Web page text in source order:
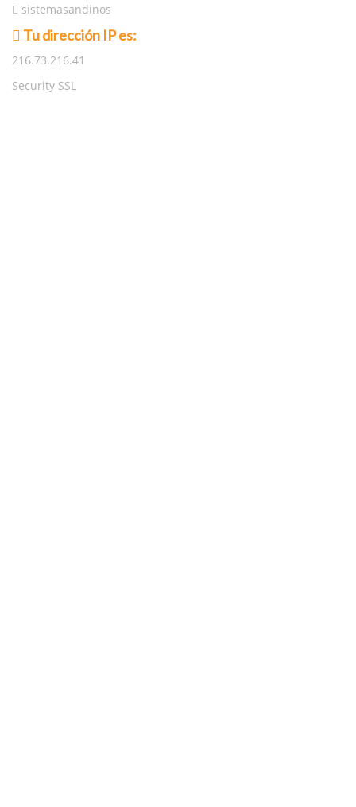
sistemasandinos
Tu dirección IP es:
216.73.216.41
Security SSL